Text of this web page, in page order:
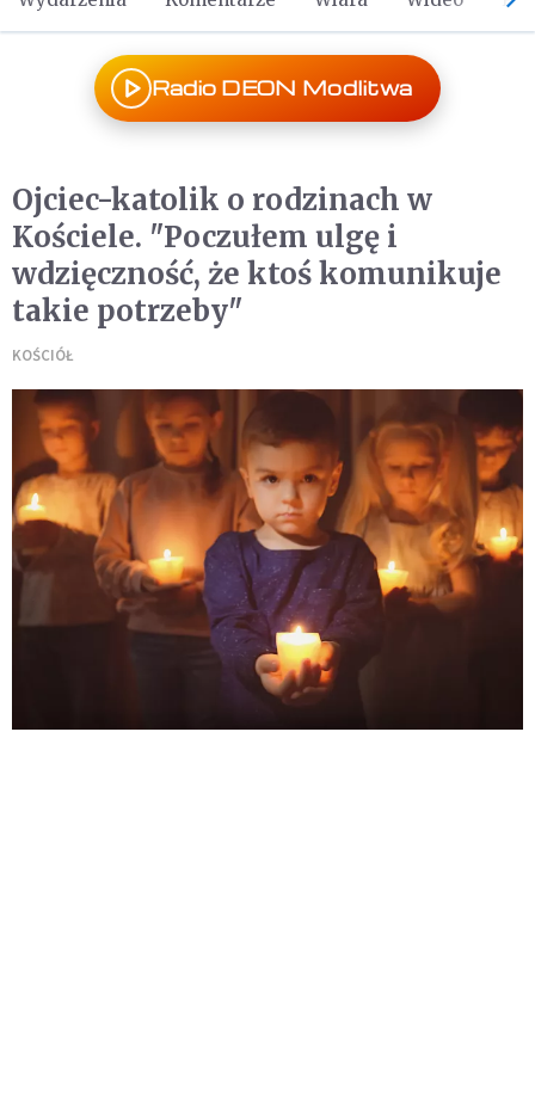
Radio DEON Modlitwa
Ojciec-katolik o rodzinach w
Kościele. "Poczułem ulgę i
wdzięczność, że ktoś komunikuje
takie potrzeby"
KOŚCIÓŁ